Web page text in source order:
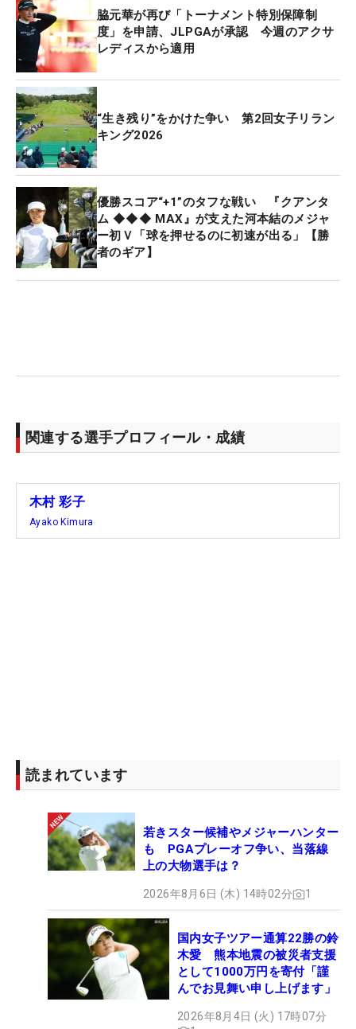
なお、適用から 来年の同一開催週の試合までに復帰
した場合は保障競技に出場することが可能。
年（2027年度）も復帰が難しい場合、トーナメント
特別保障制度専門委員会に認定されれば、欠場年の
翌々年度（28年度）に復帰することができる。
脇元華が再び「トーナメント特別保障制
度」を申請、JLPGAが承認 今週のアクサ
レディスから適用
“生き残り”をかけた争い 第2回女子リラン
キング2026
優勝スコア“+1”のタフな戦い 『クアンタ
ム ◆◆◆ MAX』が支えた河本結のメジャ
ー初Ｖ「球を押せるのに初速が出る」【勝
者のギア】
関連する選手プロフィール・成績
木村 彩子
Ayako Kimura
読まれています
若きスター候補やメジャーハンター
も PGAプレーオフ争い、当落線
上の大物選手は？
2026年8月6日 (木) 14時02分 1
国内女子ツアー通算22勝の鈴
木愛 熊本地震の被災者支援
として1000万円を寄付「謹
んでお見舞い申し上げます」
2026年8月4日 (火) 17時07分